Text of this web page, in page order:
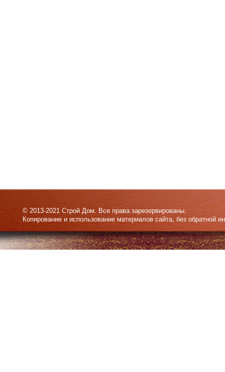
© 2013-2021 Строй Дом. Все права зарезервированы.
Копирование и использование материалов сайта, без обратной